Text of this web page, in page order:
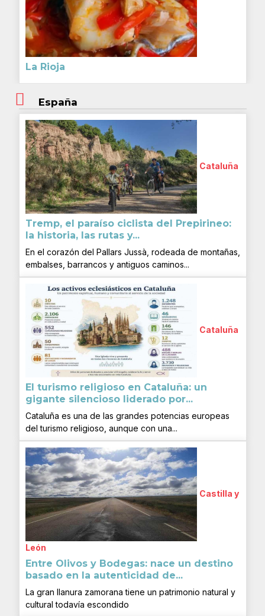
La Rioja
España
Cataluña
Tremp, el paraíso ciclista del Prepirineo:
la historia, las rutas y...
En el corazón del Pallars Jussà, rodeada de montañas,
embalses, barrancos y antiguos caminos...
Cataluña
El turismo religioso en Cataluña: un
gigante silencioso liderado por...
Cataluña es una de las grandes potencias europeas
del turismo religioso, aunque con una...
Castilla y
León
Entre Olivos y Bodegas: nace un destino
basado en la autenticidad de...
La gran llanura zamorana tiene un patrimonio natural y
cultural todavía escondido